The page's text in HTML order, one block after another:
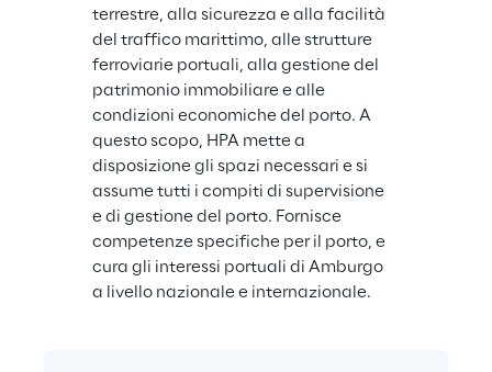
terrestre, alla sicurezza e alla facilità
del traffico marittimo, alle strutture
ferroviarie portuali, alla gestione del
patrimonio immobiliare e alle
condizioni economiche del porto. A
questo scopo, HPA mette a
disposizione gli spazi necessari e si
assume tutti i compiti di supervisione
e di gestione del porto. Fornisce
competenze specifiche per il porto, e
cura gli interessi portuali di Amburgo
a livello nazionale e internazionale.